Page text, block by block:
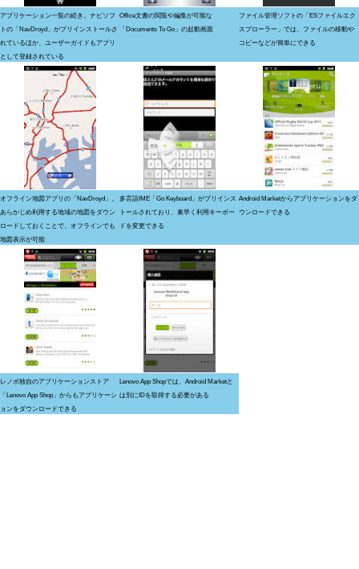
アプリケーション一覧の続き。ナビソフ
トの「NavDroyd」がプリインストールさ
れているほか、ユーザーガイドもアプリ
として登録されている
Office文書の閲覧や編集が可能な
「Documents To Go」の起動画面
ファイル管理ソフトの「ESファイルエク
スプローラー」では、ファイルの移動や
コピーなどが簡単にできる
オフライン地図アプリの「NavDroyd」。
あらかじめ利用する地域の地図をダウン
ロードしておくことで、オフラインでも
地図表示が可能
多言語IME「Go Keyboard」がプリインス
トールされており、素早く利用キーボー
ドを変更できる
Android Marketからアプリケーションをダ
ウンロードできる
レノボ独自のアプリケーションストア
「Lenovo App Shop」からもアプリケーシ
ョンをダウンロードできる
Lenovo App Shopでは、Android Marketと
は別にIDを取得する必要がある